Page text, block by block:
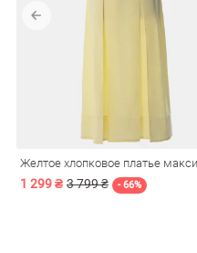
1 299 ₴ 3 799 ₴ - 66%